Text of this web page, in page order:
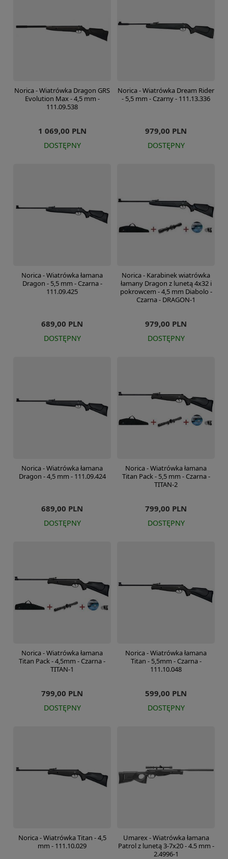
Norica - Wiatrówka Dragon GRS
Evolution Max - 4,5 mm -
111.09.538
1 069,00 PLN
DOSTĘPNY
Norica - Wiatrówka Dream Rider
- 5,5 mm - Czarny - 111.13.336
979,00 PLN
DOSTĘPNY
Norica - Wiatrówka łamana
Dragon - 5,5 mm - Czarna -
111.09.425
689,00 PLN
DOSTĘPNY
Norica - Karabinek wiatrówka
łamany Dragon z lunetą 4x32 i
pokrowcem - 4,5 mm Diabolo -
Czarna - DRAGON-1
979,00 PLN
DOSTĘPNY
Norica - Wiatrówka łamana
Dragon - 4,5 mm - 111.09.424
689,00 PLN
DOSTĘPNY
Norica - Wiatrówka łamana
Titan Pack - 5,5 mm - Czarna -
TITAN-2
799,00 PLN
DOSTĘPNY
Norica - Wiatrówka łamana
Titan Pack - 4,5mm - Czarna -
TITAN-1
799,00 PLN
DOSTĘPNY
Norica - Wiatrówka łamana
Titan - 5,5mm - Czarna -
111.10.048
599,00 PLN
DOSTĘPNY
Norica - Wiatrówka Titan - 4,5
mm - 111.10.029
Umarex - Wiatrówka łamana
Patrol z lunetą 3-7x20 - 4.5 mm -
2.4996-1